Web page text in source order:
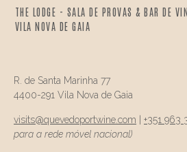
THE LODGE - SALA DE PROVAS & BAR DE
VILA NOVA DE GAIA
R. de Santa Marinha 77
4400-291 Vila Nova de Gaia
visits@quevedoportwine.com +351 963
para a rede móvel nacional)